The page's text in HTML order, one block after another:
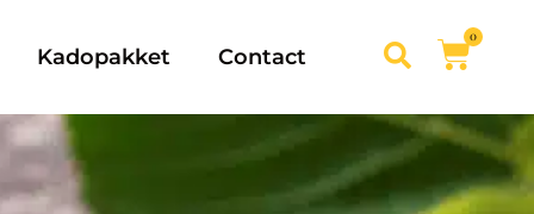
Kadopakket Contact
0